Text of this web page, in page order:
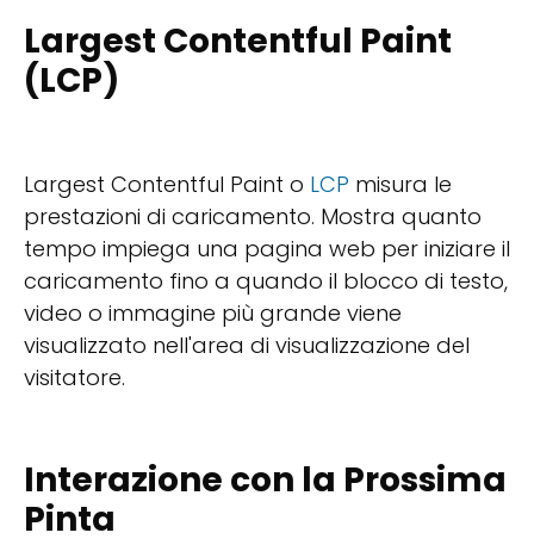
Largest Contentful Paint
(LCP)
Largest Contentful Paint o LCP misura le
prestazioni di caricamento. Mostra quanto
tempo impiega una pagina web per iniziare il
caricamento fino a quando il blocco di testo,
video o immagine più grande viene
visualizzato nell'area di visualizzazione del
visitatore.
Interazione con la Prossima
Pinta